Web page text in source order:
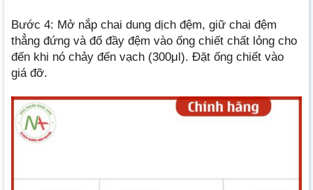
Bước 4: Mở nắp chai dung dịch đệm, giữ chai đệm
thẳng đứng và đổ đầy đệm vào ống chiết chất lỏng cho
đến khi nó chảy đến vạch (300μl). Đặt ống chiết vào
giá đỡ.